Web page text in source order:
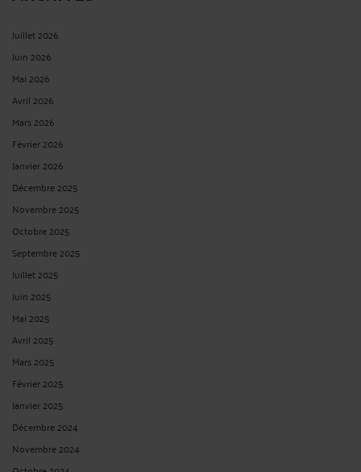
Juillet 2026
Juin 2026
Mai 2026
Avril 2026
Mars 2026
Février 2026
Janvier 2026
Décembre 2025
Novembre 2025
Octobre 2025
Septembre 2025
Juillet 2025
Juin 2025
Mai 2025
Avril 2025
Mars 2025
Février 2025
Janvier 2025
Décembre 2024
Novembre 2024